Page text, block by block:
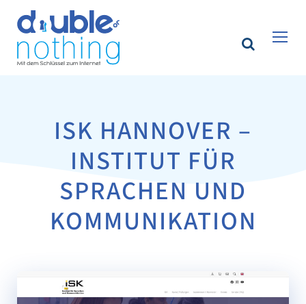
ISK HANNOVER –
INSTITUT FÜR
SPRACHEN UND
KOMMUNIKATION